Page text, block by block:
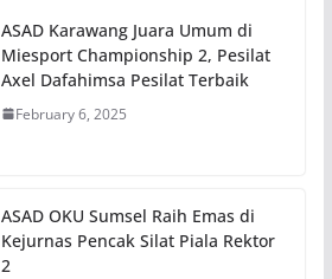
ASAD Karawang Juara Umum di
Miesport Championship 2, Pesilat
Axel Dafahimsa Pesilat Terbaik
February 6, 2025
ASAD OKU Sumsel Raih Emas di
Kejurnas Pencak Silat Piala Rektor
2